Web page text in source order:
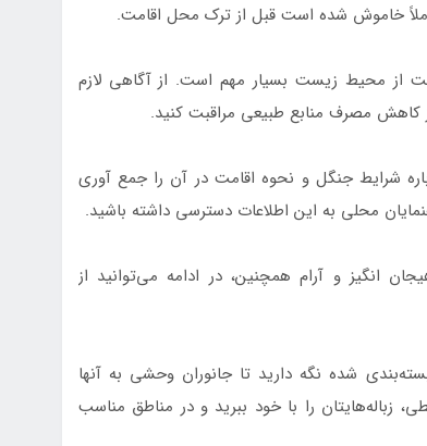
خاموش شده است قبل از ترک محل اقامت.
محیط زیست بسیار مهم است. از آگاهی لازم
کاهش مصرف منابع طبیعی مراقبت کنید.
شرایط جنگل و نحوه اقامت در آن را جمع آوری
محلی به این اطلاعات دسترسی داشته باشید.
انگیز و آرام همچنین، در ادامه می‌توانید از
شده نگه دارید تا جانوران وحشی به آنها
زباله‌هایتان را با خود ببرید و در مناطق مناسب